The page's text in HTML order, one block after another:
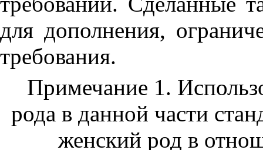
для дополнения,
требования.
Примечание 1.
рода в данной части
женский род в